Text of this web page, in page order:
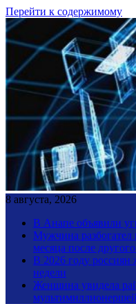
Перейти к содержимому
8 августа, 2026
В Анапе объявили
Мужчина разбогател
месяца после
В 2026 году россиян
недели
Женщина увидела
мультимиллионершей